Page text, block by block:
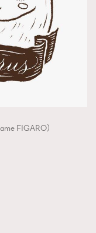
FIGARO）